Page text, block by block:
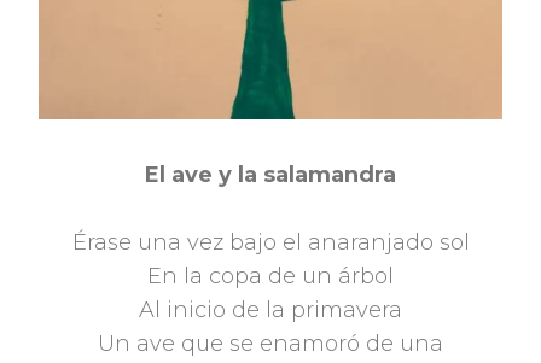
El ave y la salamandra
Érase una vez bajo el anaranjado sol
En la copa de un árbol
Al inicio de la primavera
Un ave que se enamoró de una